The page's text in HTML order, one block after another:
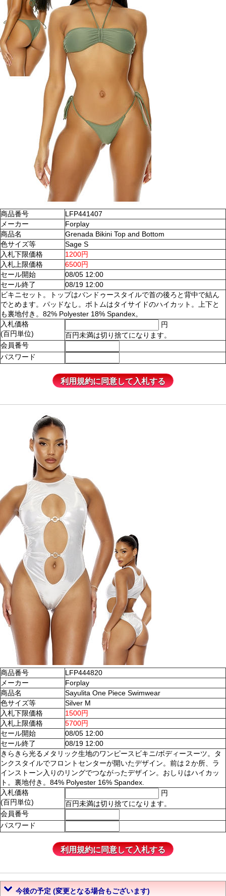
商品番号
LFP441407
メーカー
Forplay
商品名
Grenada Bikini Top and Bottom
色サイズ等
Sage S
入札下限価格
1200円
入札上限価格
6500円
セール開始
08/05 12:00
セール終了
08/19 12:00
ビキニセット。トップはバンドゥースタイルで首の後ろと背中で結ん
でとめます。パッドなし。ボトムはタイサイドのハイカット。上下と
も裏地付き。82% Polyester 18% Spandex。
入札価格
(百円単位)
円
百円未満は切り捨てになります。
会員番号
パスワード
商品番号
LFP444820
メーカー
Forplay
商品名
Sayulita One Piece Swimwear
色サイズ等
Silver M
入札下限価格
1500円
入札上限価格
5700円
セール開始
08/05 12:00
セール終了
08/19 12:00
きらきら光るメタリック生地のワンピースビキニ/ボディースーツ。タ
ンクスタイルでフロントセンターが開いたデザイン。前は２か所、ラ
インストーン入りのリングでつながったデザイン。おしりはハイカッ
ト。裏地付き。84% Polyester 16% Spandex.
入札価格
(百円単位)
円
百円未満は切り捨てになります。
会員番号
パスワード
今後の予定 (変更となる場合もございます)